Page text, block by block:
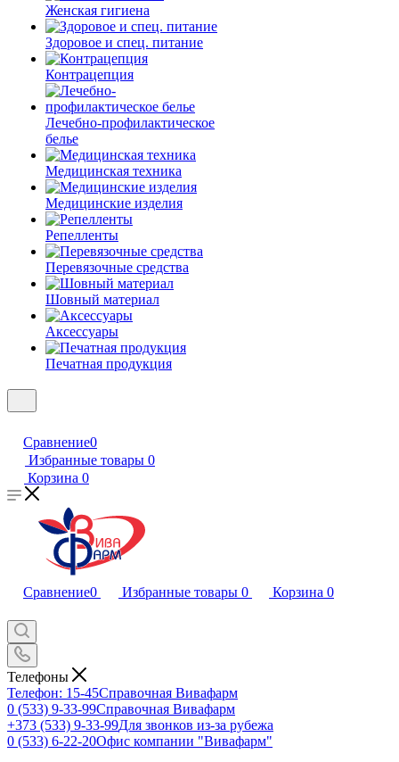
Женская гигиена
Здоровое и спец. питание
Контрацепция
Лечебно-профилактическое
белье
Медицинская техника
Медицинские изделия
Репелленты
Перевязочные средства
Шовный материал
Аксессуары
Печатная продукция
Сравнение0
Избранные товары 0
Корзина 0
Сравнение0 Избранные товары 0 Корзина 0
Телефоны
Телефон: 15-45Справочная Вивафарм
0 (533) 9-33-99Справочная Вивафарм
+373 (533) 9-33-99Для звонков из-за рубежа
0 (533) 6-22-20Офис компании "Вивафарм"